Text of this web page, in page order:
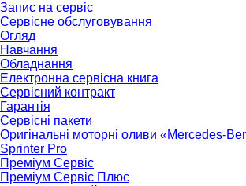
Запис на сервіс
Сервісне обслуговування
Огляд
Навчання
Обладнання
Електронна сервісна книга
Сервісний контракт
Гарантія
Сервісні пакети
Оригінальні моторні оливи «Mercedes-
Sprinter Pro
Преміум Сервіс
Преміум Сервіс Плюс